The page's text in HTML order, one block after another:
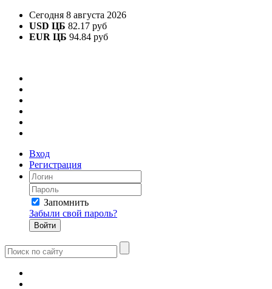
Сегодня 8 августа 2026
USD ЦБ 82.17 руб
EUR ЦБ 94.84 руб
Вход
Регистрация
Запомнить
Забыли свой пароль?